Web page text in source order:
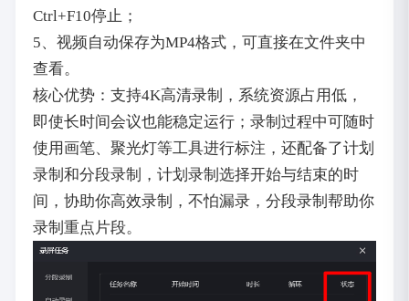
Ctrl+F10停止；
5、视频自动保存为MP4格式，可直接在文件夹中
查看。
核心优势：支持4K高清录制，系统资源占用低，
即使长时间会议也能稳定运行；录制过程中可随时
使用画笔、聚光灯等工具进行标注，还配备了计划
录制和分段录制，计划录制选择开始与结束的时
间，协助你高效录制，不怕漏录，分段录制帮助你
录制重点片段。